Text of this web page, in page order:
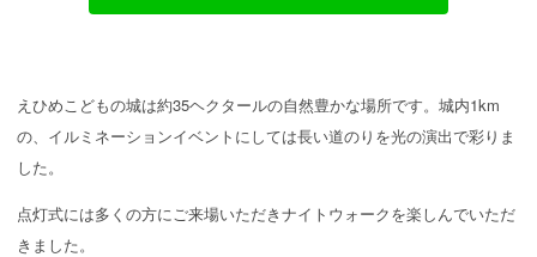
えひめこどもの城は約35ヘクタールの自然豊かな場所です。城内1km
の、イルミネーションイベントにしては長い道のりを光の演出で彩りま
した。
点灯式には多くの方にご来場いただきナイトウォークを楽しんでいただ
きました。